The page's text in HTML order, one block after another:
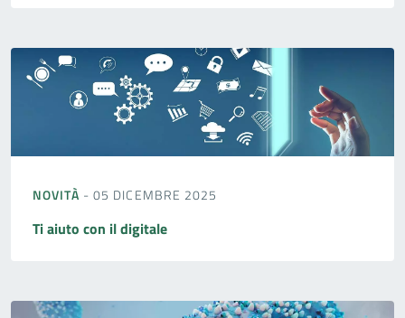
NOVITÀ - 05 DICEMBRE 2025
Ti aiuto con il digitale